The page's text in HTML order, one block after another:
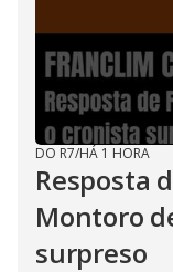
DO R7/HÁ 1 HORA
Resposta
Montoro
surpreso